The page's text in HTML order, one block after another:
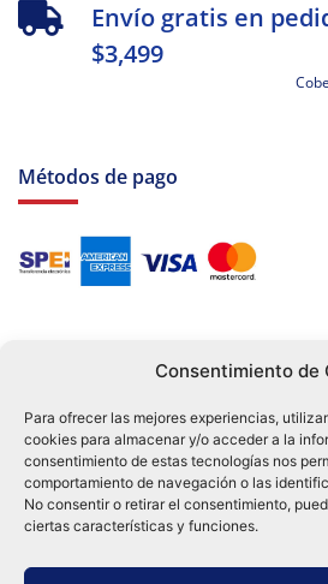
Consentimiento de
Para ofrecer las mejores experiencias,
cookies para almacenar y/o acceder a la
consentimiento de estas tecnologías nos
comportamiento de navegación o las
No consentir o retirar el consentimiento,
ciertas características y funciones.
Envío gratis en
$3,499
Métodos de pago
Tu compra es respaldada por nuestro
mejores prácticas de seguridad.
Distribuidora Tamex - México
e-commerce